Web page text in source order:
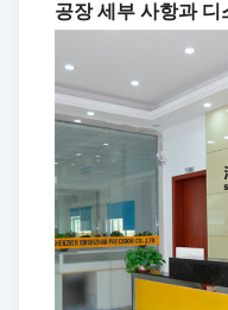
공장 세부 사항과 디